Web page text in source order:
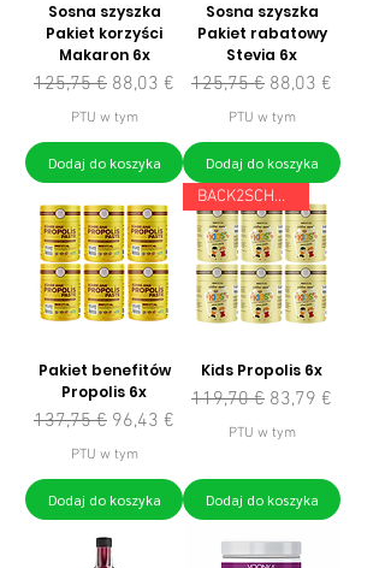
Sosna szyszka
Pakiet korzyści
Makaron 6x
Regularna cena
125,75 € Cena rabatowa
88,03 €
PTU w tym
Dodaj do koszyka
Sosna szyszka
Pakiet rabatowy
Stevia 6x
Regularna cena
125,75 € Cena rabatowa
88,03 €
PTU w tym
Dodaj do koszyka
Pakiet benefitów
Propolis 6x
Regularna cena
137,75 € Cena rabatowa
96,43 €
PTU w tym
Dodaj do koszyka
BACK2SCHOOL
Kids Propolis 6x
Regularna cena
119,70 € Cena rabatowa
83,79 €
PTU w tym
Dodaj do koszyka